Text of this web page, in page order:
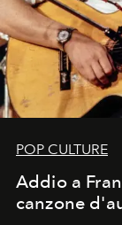
POP CULTURE
Addio a
canzone